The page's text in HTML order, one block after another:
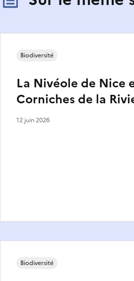
La Nivéole de Nice
Corniches de la
Biodiversité
12 juin 2026
Biodiversité